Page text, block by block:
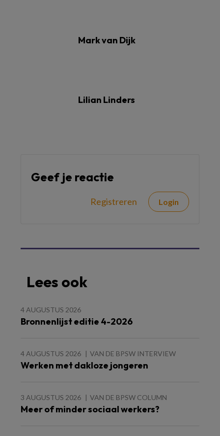
Mark van Dijk
Lilian Linders
Geef je reactie
Registreren Login
Lees ook
4 AUGUSTUS 2026
Bronnenlijst editie 4-2026
4 AUGUSTUS 2026 VAN DE BPSW INTERVIEW
Werken met dakloze jongeren
3 AUGUSTUS 2026 VAN DE BPSW COLUMN
Meer of minder sociaal werkers?